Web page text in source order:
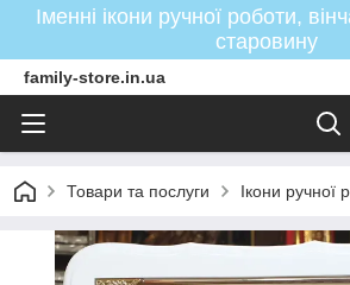
Іменні ікони ручної роботи,
старовину
family-store.in.ua
Товари та послуги Ікони ручної